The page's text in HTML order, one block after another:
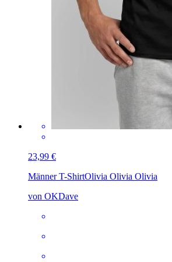
23,99 €
Männer T-ShirtOlivia Olivia Olivia
von OKDave